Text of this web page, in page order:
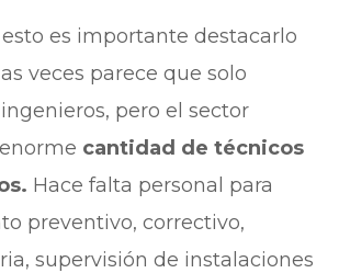
es importante destacarlo
veces parece que solo
pero el sector
cantidad de técnicos
Hace falta personal para
preventivo, correctivo,
supervisión de instalaciones